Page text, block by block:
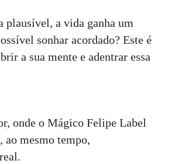
plausível, a vida ganha um
sonhar acordado? Este é
a sua mente e adentrar essa
onde o Mágico Felipe Label
ao mesmo tempo,